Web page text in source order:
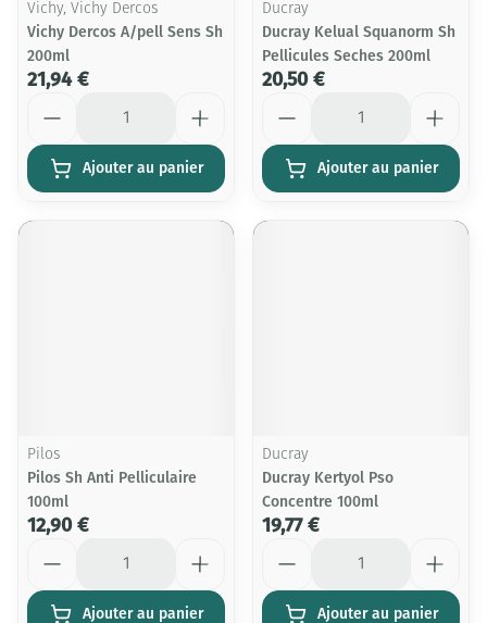
Vichy, Vichy Dercos
Vichy Dercos A/pell Sens Sh
200ml
21,94 €
Ajouter au panier
Ducray
Ducray Kelual Squanorm Sh
Pellicules Seches 200ml
20,50 €
Ajouter au panier
Pilos
Pilos Sh Anti Pelliculaire
100ml
12,90 €
Ajouter au panier
Ducray
Ducray Kertyol Pso
Concentre 100ml
19,77 €
Ajouter au panier